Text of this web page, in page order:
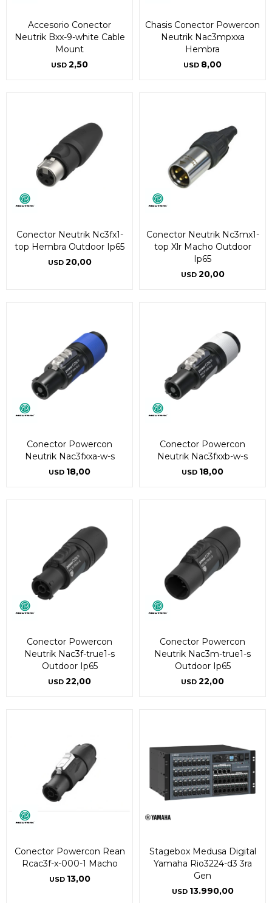
Accesorio Conector
Neutrik Bxx-9-white Cable
Mount
USD 2,50
Chasis Conector Powercon
Neutrik Nac3mpxxa
Hembra
USD 8,00
Conector Neutrik Nc3fx1-
top Hembra Outdoor Ip65
USD 20,00
Conector Neutrik Nc3mx1-
top Xlr Macho Outdoor
Ip65
USD 20,00
Conector Powercon
Neutrik Nac3fxxa-w-s
USD 18,00
Conector Powercon
Neutrik Nac3fxxb-w-s
USD 18,00
Conector Powercon
Neutrik Nac3f-true1-s
Outdoor Ip65
USD 22,00
Conector Powercon
Neutrik Nac3m-true1-s
Outdoor Ip65
USD 22,00
Conector Powercon Rean
Rcac3f-x-000-1 Macho
USD 13,00
Stagebox Medusa Digital
Yamaha Rio3224-d3 3ra
Gen
USD 13.990,00